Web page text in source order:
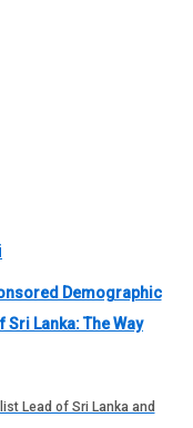
Demographic
Lanka: The Way
Lead of Sri Lanka and